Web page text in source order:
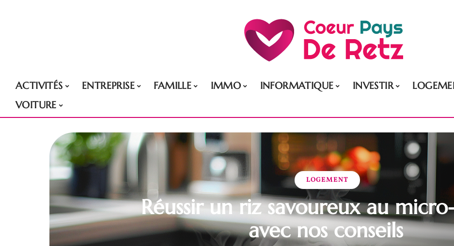
ACTIVITÉS ENTREPRISE FAMILLE IMMO INFORMATIQUE INVESTIR
VOITURE
LOGEMENT
Réussir un riz savoureux au
avec nos conseils